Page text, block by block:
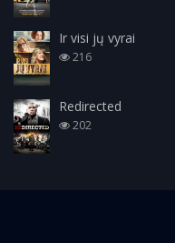
Ir visi jų vyrai
216
Redirected
202